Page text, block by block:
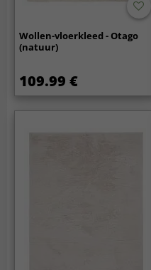
Wollen-vloerkleed - Otago
(natuur)
109.99 €